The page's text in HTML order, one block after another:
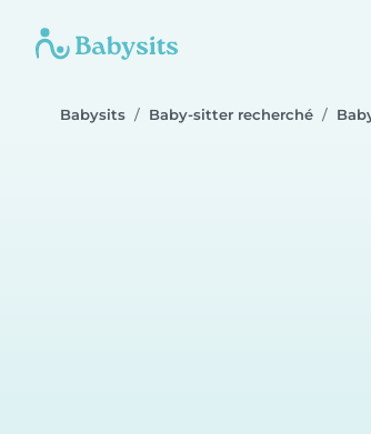
Babysits Baby-sitter recherché